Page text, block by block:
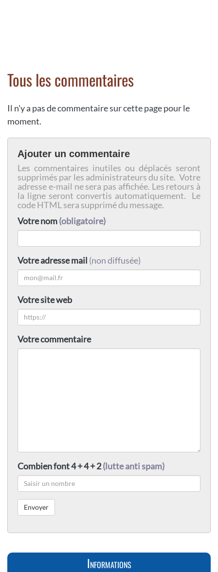
Tous les commentaires
Il n'y a pas de commentaire sur cette page pour le
moment.
Ajouter un commentaire
Les commentaires inutiles ou déplacés seront
supprimés par les administrateurs du site. Votre
adresse e-mail ne sera pas affichée. Les retours à
la ligne seront convertis automatiquement. Le
code HTML sera supprimé du message.
Votre nom(obligatoire)
Votre adresse mail (non diffusée)
Votre site web
Votre commentaire
Combien font 4 + 4 + 2(lutte anti spam)
Informations